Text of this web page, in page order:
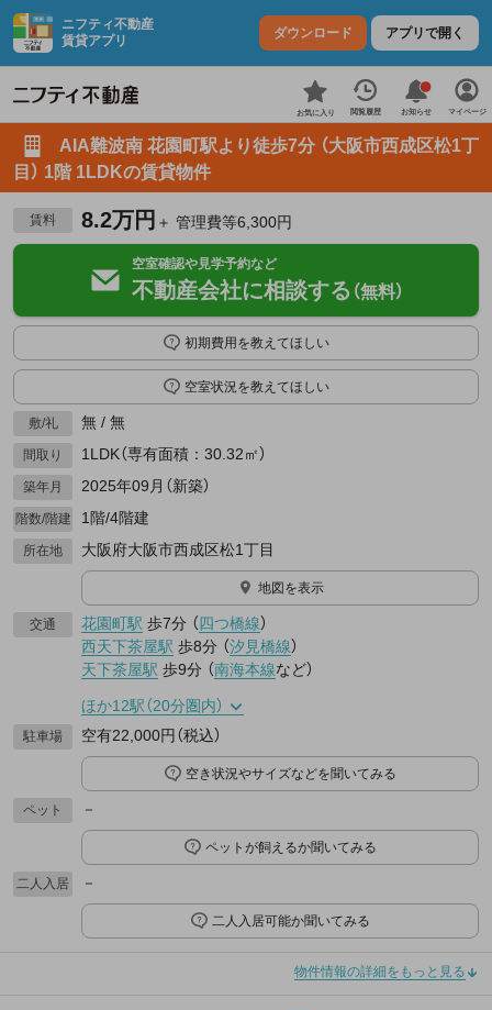
ニフティ不動産
賃貸アプリ
ダウンロード アプリで開く
お気に入り 閲覧履歴 お知らせ マイページ
AIA難波南 花園町駅より徒歩7分 （大阪市西成区松1丁
目） 1階 1LDKの賃貸物件
賃料 8.2万円 ＋ 管理費等6,300円
空室確認や見学予約など
不動産会社に相談する （無料）
初期費用を教えてほしい
空室状況を教えてほしい
敷/礼 無 / 無
間取り 1LDK（専有面積：30.32㎡）
築年月 2025年09月（新築）
階数/階建 1階/4階建
所在地 大阪府大阪市西成区松1丁目
地図を表示
交通 花園町駅 歩7分 （四つ橋線）
西天下茶屋駅 歩8分 （汐見橋線）
天下茶屋駅 歩9分 （南海本線など）
ほか12駅（20分圏内）
駐車場 空有22,000円（税込）
空き状況やサイズなどを聞いてみる
ペット －
ペットが飼えるか聞いてみる
二人入居 －
二人入居可能か聞いてみる
物件情報の詳細をもっと見る